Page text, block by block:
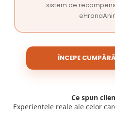
sistem de
ÎNCEPE
Ce spun
Experiențele reale ale celor